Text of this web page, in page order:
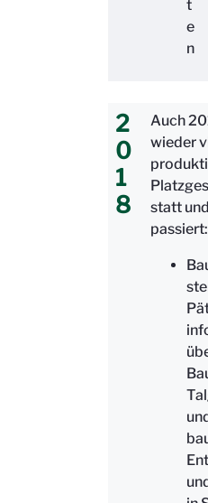
t
e
n
2
0
1
8
Auch
wieder
statt
passiert: